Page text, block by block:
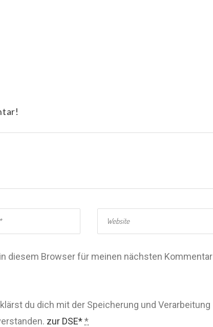
diesem Browser für meinen nächsten Kommentar
du dich mit der Speicherung und Verarbeitung
zur DSE**